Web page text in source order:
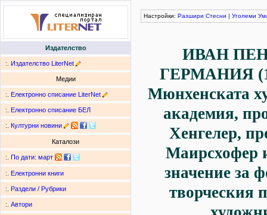
Издателство
:. Издателство LiterNet
Медии
:. Електронно списание LiterNet
:. Електронно списание БЕЛ
:. Културни новини
Каталози
:. По дати: март
:. Електронни книги
:. Раздели / Рубрики
:. Автори
Настройки: Разшири Стесни | Уголеми
ИВАН
ГЕРМАНИЯ
Мюнхенската
академия,
Хенгелер,
Маирсхофер
значение за
творческия